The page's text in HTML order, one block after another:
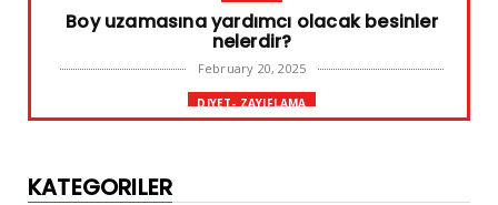
Boy uzamasına yardımcı olacak besinler
nelerdir?
February 20, 2025
DIYET- ZAYIFLAMA
KATEGORILER